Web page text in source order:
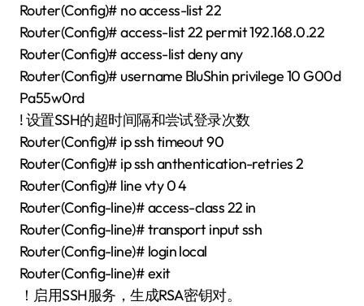
Router(Config)# no access-list 22
Router(Config)# access-list 22 permit 192.168.0.22
Router(Config)# access-list deny any
Router(Config)# username BluShin privilege 10 G00d
Pa55w0rd
! 设置SSH的超时间隔和尝试登录次数
Router(Config)# ip ssh timeout 90
Router(Config)# ip ssh anthentication-retries 2
Router(Config)# line vty 0 4
Router(Config-line)# access-class 22 in
Router(Config-line)# transport input ssh
Router(Config-line)# login local
Router(Config-line)# exit
！启用SSH服务，生成RSA密钥对。